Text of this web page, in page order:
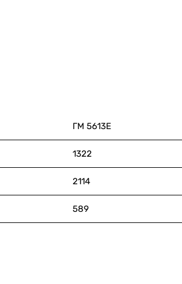
ГМ 5613Е
1322
2114
589